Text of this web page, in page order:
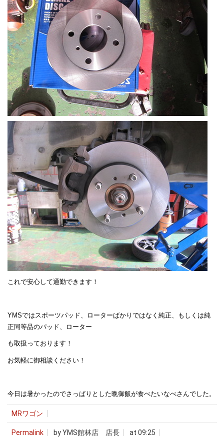
これで安心して通勤できます！
YMSではスポーツパッド、ローターばかりではなく純正、もしくは純
正同等品のパッド、ローター
も取扱っております！
お気軽に御相談ください！
今日は暑かったのでさっぱりとした晩御飯が食べたいなべさんでした。
MRワゴン
Permalink by YMS館林店 店長
at 09:25